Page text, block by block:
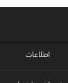
اطلاعات